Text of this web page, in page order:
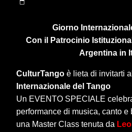
Giorno
Con il Patrocinio
Argentina in
CulturTango è lieta di invitarti
Internazionale del Tango
Un EVENTO SPECIALE
performance di musica, canto e
una Master Class tenuta da